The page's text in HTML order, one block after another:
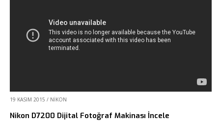
19 KASIM 2015 / NIKON
Nikon D7200 Dijital Fotoğraf Makinası İncele